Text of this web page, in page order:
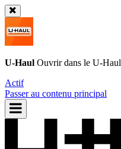
U-Haul Ouvrir dans le U-Haul
Actif
Passer au contenu principal